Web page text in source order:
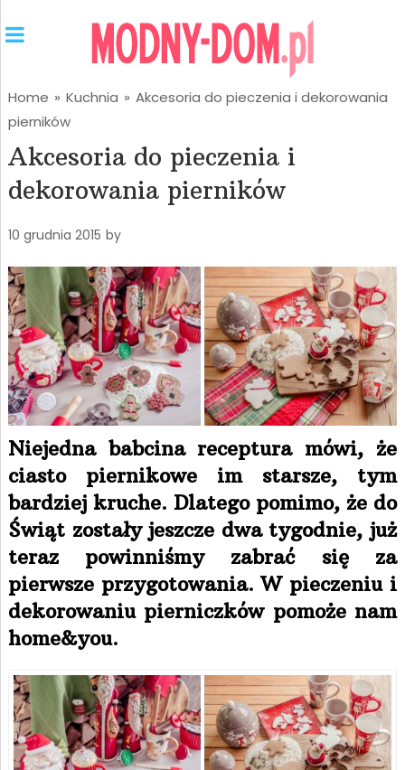
Home » Kuchnia » Akcesoria do pieczenia i dekorowania
pierników
Akcesoria do pieczenia i
dekorowania pierników
10 grudnia 2015 by
Niejedna babcina receptura mówi, że
ciasto piernikowe im starsze, tym
bardziej kruche. Dlatego pomimo, że do
Świąt zostały jeszcze dwa tygodnie, już
teraz powinniśmy zabrać się za
pierwsze przygotowania. W pieczeniu i
dekorowaniu pierniczków pomoże nam
home&you.